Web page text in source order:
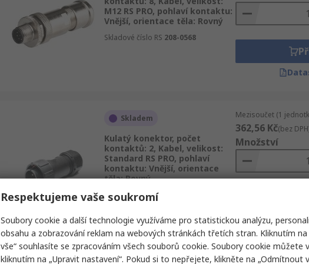
M12 RS PRO, pohlaví kontaktu:
Vnější, orientace těla: Rovný
Skladové číslo RS 208-0568
Skladem
Kulatý konektor, počet
kontaktů: 2, Kabel, velikost:
Standard RS PRO, pohlaví
kontaktu: Vnější, orientace
těla: Rovný
Skladové číslo RS
Mezisoučet (1
362,56 Kč(bez
Množství
Mezisoučet (1
Respektujeme vaše soukromí
Soubory cookie a další technologie využíváme pro statistickou analýzu,
obsahu a zobrazování reklam na webových stránkách třetích stran. Kliknutím
vše“ souhlasíte se zpracováním všech souborů cookie. Soubory cookie můžete
kliknutím na „Upravit nastavení“. Pokud si to nepřejete, klikněte na „Odmítnout